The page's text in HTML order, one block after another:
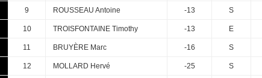
9 ROUSSEAU Antoine -13 S
10 TROISFONTAINE Timothy -13 E
11 BRUYÈRE Marc -16 S
12 MOLLARD Hervé -25 S